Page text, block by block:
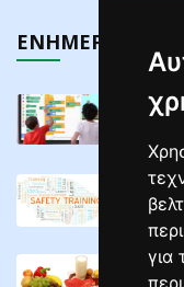
για
ΕΝΗΜΕΡΩΣΗ
04/